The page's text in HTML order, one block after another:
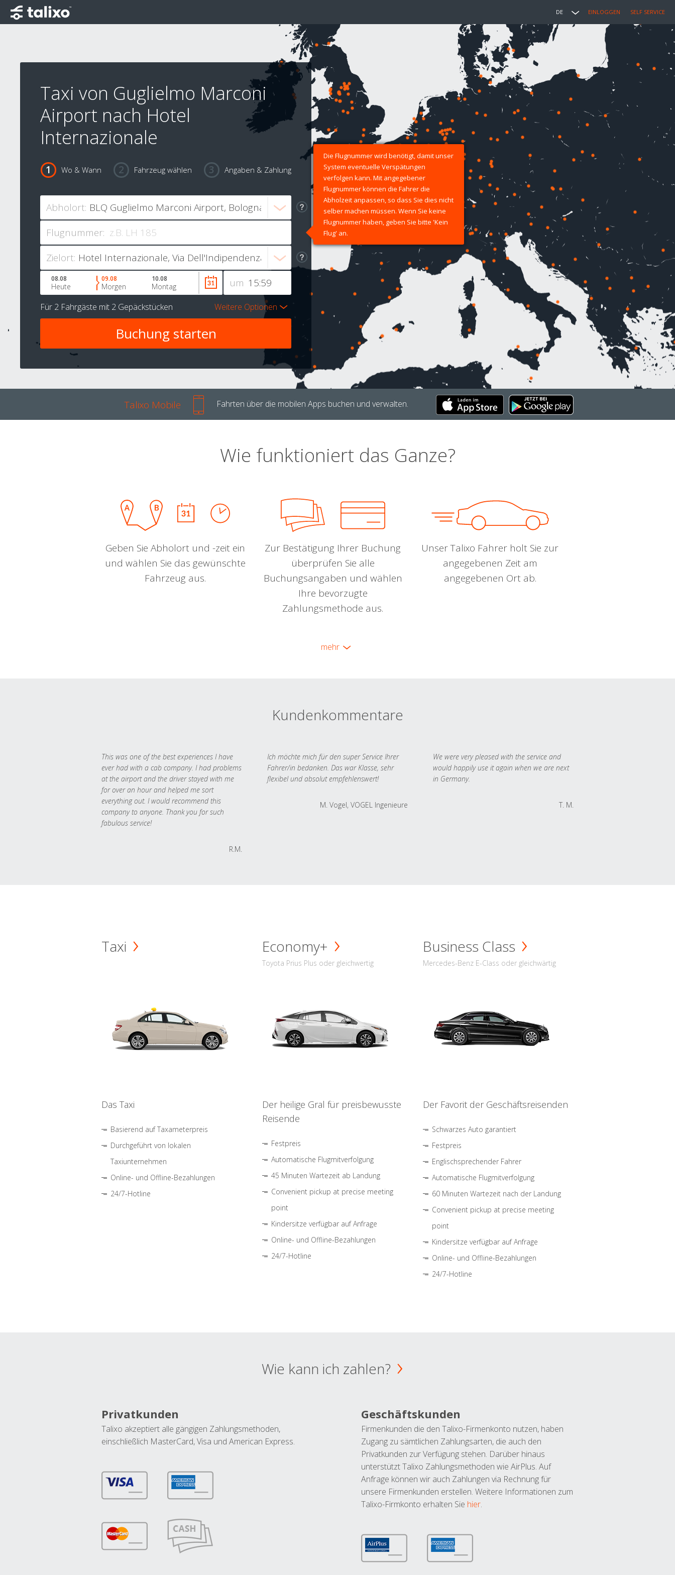
DE EINLOGGEN SELF SERVICE
Taxi von Guglielmo Marconi
Airport nach Hotel
Internazionale
Wo & Wann Fahrzeug wählen Angaben & Zahlung
Abholort:
Flugnummer:
Die Flugnummer wird benötigt, damit unser
System eventuelle Verspätungen
verfolgen kann. Mit angegebener
Flugnummer können die Fahrer die
Abholzeit anpassen, so dass Sie dies nicht
selber machen müssen. Wenn Sie keine
Flugnummer haben, geben Sie bitte 'Kein
Flug' an.
Zielort:
um
08.08
Heute
09.08
Morgen
10.08
Montag
Für 2 Fahrgäste mit 2 Gepäckstücken Weitere Optionen
Talixo Mobile Fahrten über die mobilen Apps buchen und verwalten.
Wie funktioniert das Ganze?
Geben Sie Abholort und -zeit ein
und wählen Sie das gewünschte
Fahrzeug aus.
Zur Bestätigung Ihrer Buchung
überprüfen Sie alle
Buchungsangaben und wählen
Ihre bevorzugte
Zahlungsmethode aus.
Unser Talixo Fahrer holt Sie zur
angegebenen Zeit am
angegebenen Ort ab.
mehr
Kundenkommentare
This was one of the best experiences I have
ever had with a cab company. I had problems
at the airport and the driver stayed with me
for over an hour and helped me sort
everything out. I would recommend this
company to anyone. Thank you for such
fabulous service!
R.M.
Ich möchte mich für den super Service Ihrer
Fahrer/in bedanken. Das war Klasse, sehr
flexibel und absolut empfehlenswert!
M. Vogel, VOGEL Ingenieure
We were very pleased with the service and
would happily use it again when we are next
in Germany.
T. M.
Taxi
Das Taxi
Basierend auf Taxameterpreis
Durchgeführt von lokalen
Taxiunternehmen
Online- und Offline-Bezahlungen
24/7-Hotline
Economy+
Toyota Prius Plus oder gleichwertig
Der heilige Gral für preisbewusste
Reisende
Festpreis
Automatische Flugmitverfolgung
45 Minuten Wartezeit ab Landung
Convenient pickup at precise meeting
point
Kindersitze verfügbar auf Anfrage
Online- und Offline-Bezahlungen
24/7-Hotline
Business Class
Mercedes-Benz E-Class oder gleichwärtig
Der Favorit der Geschäftsreisenden
Schwarzes Auto garantiert
Festpreis
Englischsprechender Fahrer
Automatische Flugmitverfolgung
60 Minuten Wartezeit nach der Landung
Convenient pickup at precise meeting
point
Kindersitze verfügbar auf Anfrage
Online- und Offline-Bezahlungen
24/7-Hotline
Wie kann ich zahlen?
Privatkunden
Talixo akzeptiert alle gängigen Zahlungsmethoden,
einschließlich MasterCard, Visa und American Express.
Geschäftskunden
Firmenkunden die den Talixo-Firmenkonto nutzen, haben
Zugang zu sämtlichen Zahlungsarten, die auch den
Privatkunden zur Verfügung stehen. Darüber hinaus
unterstützt Talixo Zahlungsmethoden wie AirPlus. Auf
Anfrage können wir auch Zahlungen via Rechnung für
unsere Firmenkunden erstellen. Weitere Informationen zum
Talixo-Firmkonto erhalten Sie hier.